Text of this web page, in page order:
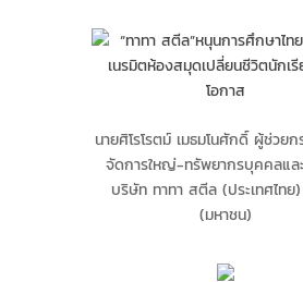
นายศิโรโรตม์ เมธมโนศักดิ์ ผู้ช่วย
จัดการใหญ่-ทรัพยากรบุคคลแล
บริษัท ทาทา สตีล (ประเทศไทย
(มหาชน)